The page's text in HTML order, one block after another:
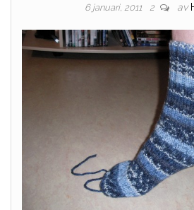
6 januari, 2011 2 av